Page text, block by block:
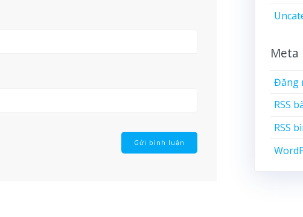
Meta
Đăng
RSS
RSS